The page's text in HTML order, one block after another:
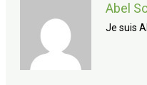
Abel
Je suis